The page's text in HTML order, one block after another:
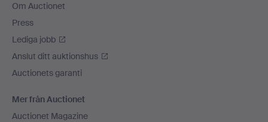
Om Auctionet
Press
Lediga jobb
Anslut ditt auktionshus
Auctionets garanti
Mer från Auctionet
Auctionet Magazine